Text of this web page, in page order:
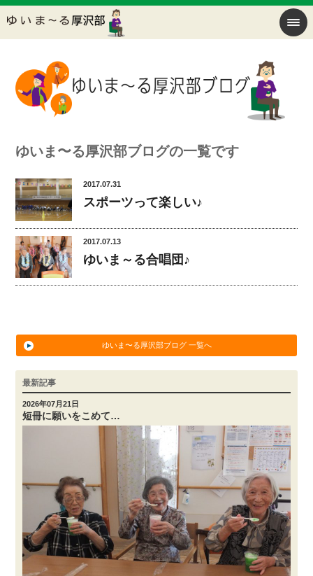
ゆいま〜る厚沢部ブログの一覧です
2017.07.31
スポーツって楽しい♪
2017.07.13
ゆいま～る合唱団♪
ゆいま〜る厚沢部ブログ 一覧へ
最新記事
2026年07月21日
短冊に願いをこめて…